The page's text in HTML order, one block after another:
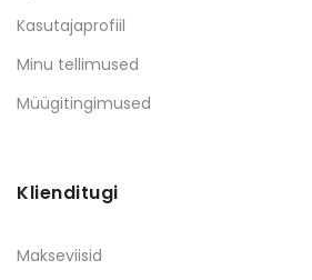
Kasutajaprofiil
Minu tellimused
Müügitingimused
Klienditugi
Makseviisid